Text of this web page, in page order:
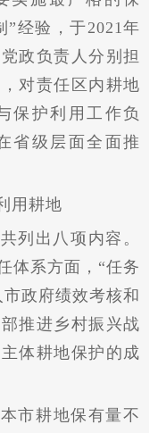
”经验，于2021年
政负责人分别担
对责任区内耕地
保护利用工作负
省级层面全面推
用耕地
列出八项内容。
体系方面，“任务
政府绩效考核和
推进乡村振兴战
体耕地保护的成
市耕地保有量不